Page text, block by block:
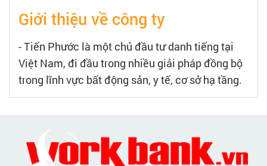
Giới thiệu về công ty
- Tiến Phước là một chủ đầu tư danh tiếng tại
Việt Nam, đi đầu trong nhiều giải pháp đồng bộ
trong lĩnh vực bất động sản, y tế, cơ sở hạ tầng.